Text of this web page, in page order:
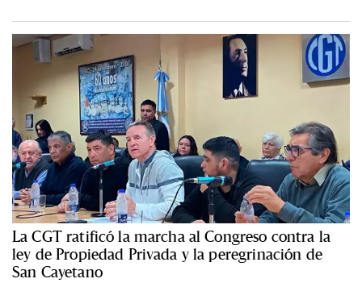
La CGT ratificó la marcha al Congreso contra la
ley de Propiedad Privada y la peregrinación de
San Cayetano